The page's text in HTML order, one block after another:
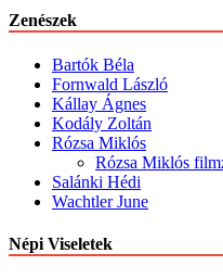
Zenészek
Bartók Béla
Fornwald László
Kállay Ágnes
Kodály Zoltán
Rózsa Miklós
Rózsa Miklós
Salánki Hédi
Wachtler June
Népi Viseletek